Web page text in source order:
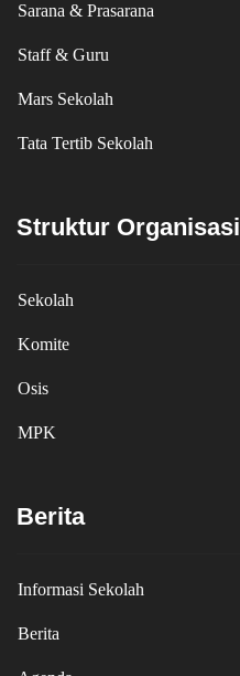
Sarana & Prasarana
Staff & Guru
Mars Sekolah
Tata Tertib Sekolah
Struktur Organisasi
Sekolah
Komite
Osis
MPK
Berita
Informasi Sekolah
Berita